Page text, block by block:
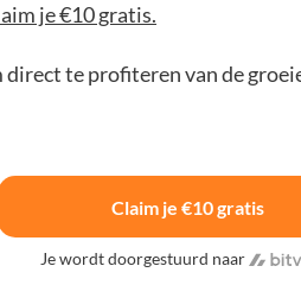
je €10 gratis.
direct te profiteren van de
Claim je €10 gratis
Je wordt doorgestuurd naar